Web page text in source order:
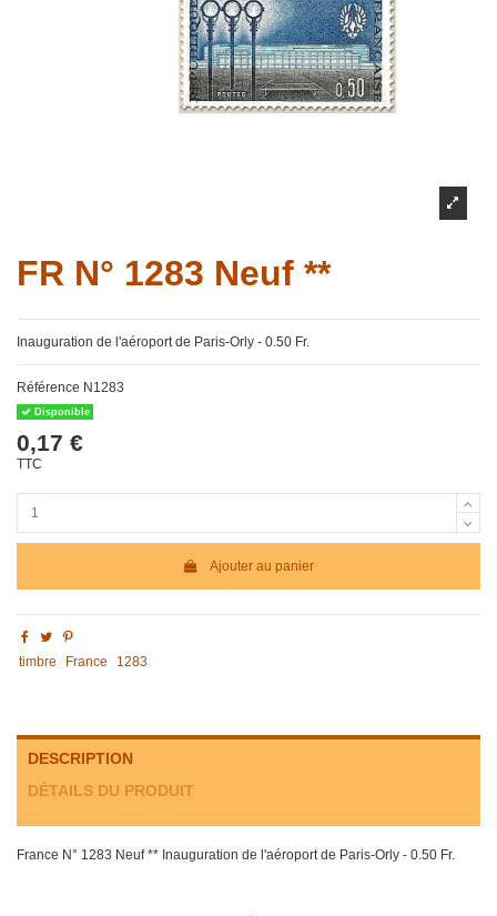
FR N° 1283 Neuf **
Inauguration de l'aéroport de Paris-Orly - 0.50 Fr.
Référence N1283
Disponible
0,17 €
TTC
Ajouter au panier
timbre France 1283
DESCRIPTION
DÉTAILS DU PRODUIT
France N° 1283 Neuf ** Inauguration de l'aéroport de Paris-Orly - 0.50 Fr.